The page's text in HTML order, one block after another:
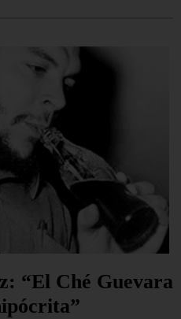
“El Ché Guevara